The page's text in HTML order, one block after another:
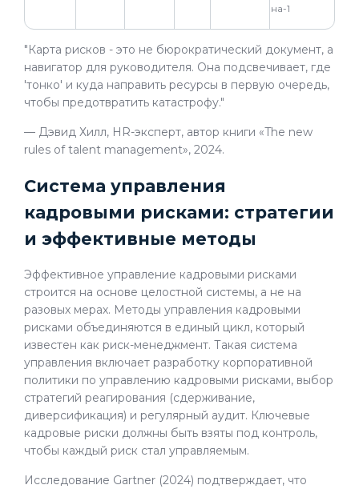
на-1
"Карта рисков - это не бюрократический документ, а
навигатор для руководителя. Она подсвечивает, где
'тонко' и куда направить ресурсы в первую очередь,
чтобы предотвратить катастрофу."
— Дэвид Хилл, HR-эксперт, автор книги «The new
rules of talent management», 2024.
Система управления
кадровыми рисками: стратегии
и эффективные методы
Эффективное управление кадровыми рисками
строится на основе целостной системы, а не на
разовых мерах. Методы управления кадровыми
рисками объединяются в единый цикл, который
известен как риск-менеджмент. Такая система
управления включает разработку корпоративной
политики по управлению кадровыми рисками, выбор
стратегий реагирования (сдерживание,
диверсификация) и регулярный аудит. Ключевые
кадровые риски должны быть взяты под контроль,
чтобы каждый риск стал управляемым.
Исследование Gartner (2024) подтверждает, что